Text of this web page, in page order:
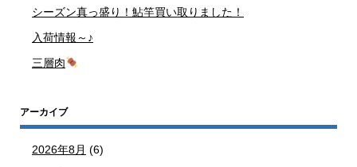
シーズン真っ盛り！鮎竿買い取りました！
入荷情報～♪
三層肉
アーカイブ
2026年8月 (6)